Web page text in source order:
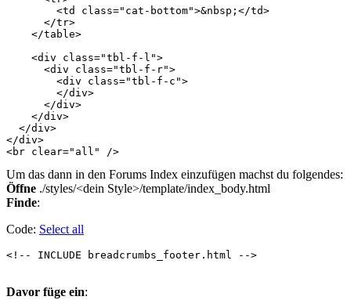
        <td class="cat-bottom">&nbsp;</td>
      </tr>
    </table>
    <div class="tbl-f-l">
      <div class="tbl-f-r">
        <div class="tbl-f-c">
        </div>
      </div>
    </div>
  </div>
</div>
Um das dann in den Forums Index einzufügen machst du folgendes:
Öffne ./styles/<dein Style>/template/index_body.html
Finde:
Code: Select all
Davor füge ein: